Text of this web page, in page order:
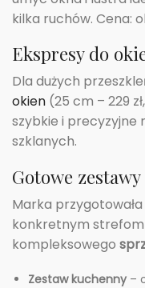
kilka ruchów. Cena:
Ekspresy do
Dla dużych
okien (25 cm – 229
szybkie i precyzyjne
szklanych.
Gotowe
Marka
konkretnym strefom
kompleksowego
Zestaw kuchenny –